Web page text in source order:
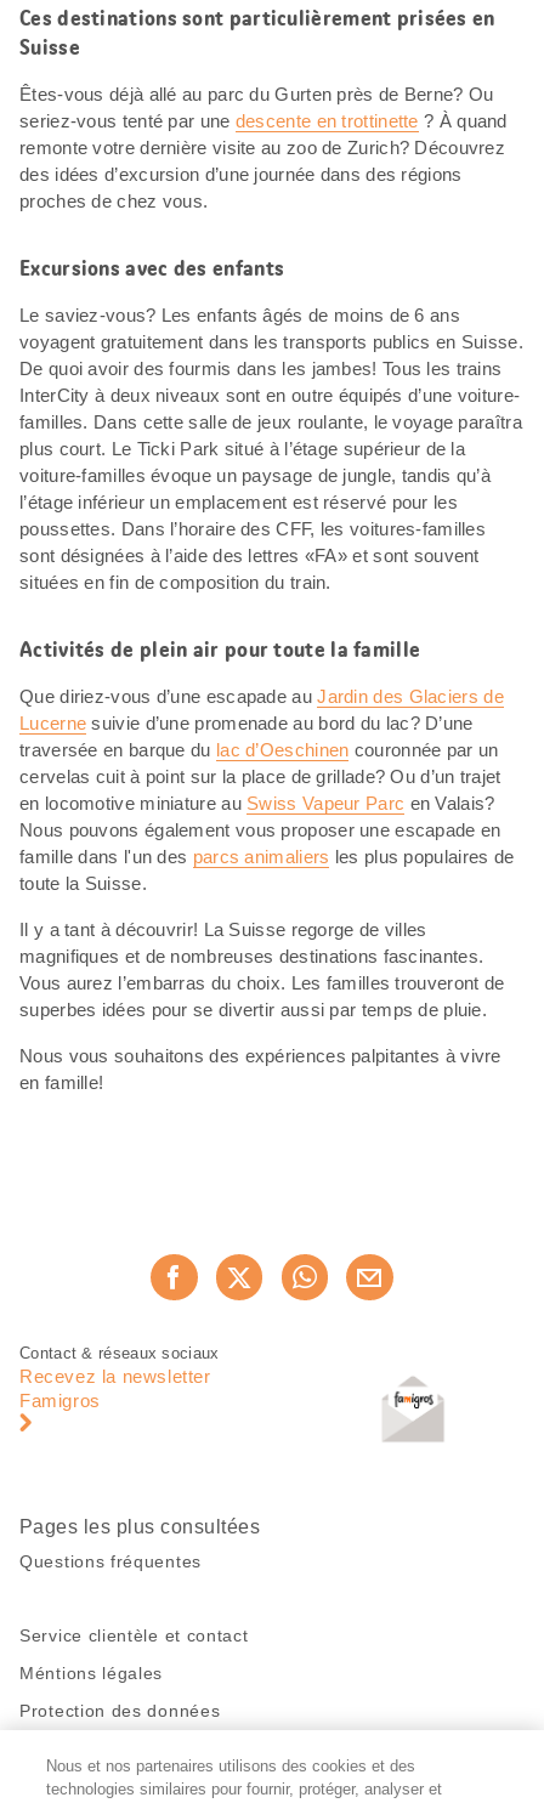
Ces destinations sont particulièrement prisées en
Suisse
Êtes-vous déjà allé au parc du Gurten près de Berne? Ou
seriez-vous tenté par une descente en trottinette ? À quand
remonte votre dernière visite au zoo de Zurich? Découvrez
des idées d’excursion d’une journée dans des régions
proches de chez vous.
Excursions avec des enfants
Le saviez-vous? Les enfants âgés de moins de 6 ans
voyagent gratuitement dans les transports publics en Suisse.
De quoi avoir des fourmis dans les jambes! Tous les trains
InterCity à deux niveaux sont en outre équipés d’une voiture-
familles. Dans cette salle de jeux roulante, le voyage paraîtra
plus court. Le Ticki Park situé à l’étage supérieur de la
voiture-familles évoque un paysage de jungle, tandis qu’à
l’étage inférieur un emplacement est réservé pour les
poussettes. Dans l’horaire des CFF, les voitures-familles
sont désignées à l’aide des lettres «FA» et sont souvent
situées en fin de composition du train.
Activités de plein air pour toute la famille
Que diriez-vous d’une escapade auJardin des Glaciers de
Lucerne suivie d’une promenade au bord du lac? D’une
traversée en barque du lac d’Oeschinen couronnée par un
cervelas cuit à point sur la place de grillade? Ou d’un trajet
en locomotive miniature au Swiss Vapeur Parc en Valais?
Nous pouvons également vous proposer une escapade en
famille dans l'un des parcs animaliers les plus populaires de
toute la Suisse.
Il y a tant à découvrir! La Suisse regorge de villes
magnifiques et de nombreuses destinations fascinantes.
Vous aurez l’embarras du choix. Les familles trouveront de
superbes idées pour se divertir aussi par temps de pluie.
Nous vous souhaitons des expériences palpitantes à vivre
en famille!
Recommander maintenant
Pied
page
Navigation
pied
Contact & réseaux sociaux
Recevez la newsletter
Famigros
Pages les plus consultées
Questions fréquentes
Service clientèle et contact
Méntions légales
Protection des données
Restez en contact!
Nous et nos partenaires utilisons des cookies et des
technologies similaires pour fournir, protéger, analyser et